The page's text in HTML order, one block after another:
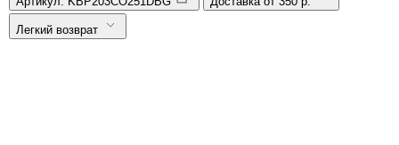
Легкий возврат